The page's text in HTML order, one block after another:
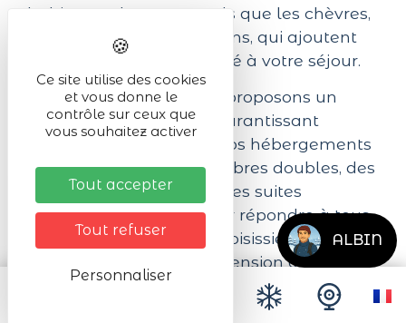
habitants charmants tels que les chèvres,
les moutons et les cochons, qui ajoutent
une touche de convivialité à votre séjour.
Pour votre confort, nous proposons un
parking intérieur privé, garantissant
sécurité et tranquillité. Nos hébergements
variés incluent des chambres doubles, des
chambres familiales et des suites
spacieuses, conçues pour répondre à tous
vos besoins. Que vous choisissiez une
soirée étape, une demi-pension ou une
location à la semaine, nous nous
engageons à vous offrir une expérience
ALBIN
Ce site utilise des cookies
et vous donne le
contrôle sur ceux que
vous souhaitez activer
Tout accepter
Tout refuser
Personnaliser